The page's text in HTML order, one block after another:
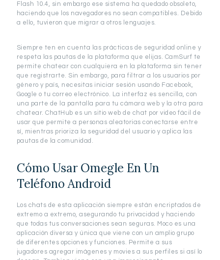
Flash 10.4, sin embargo ese sistema ha quedado obsoleto,
haciendo que los navegadores no sean compatibles. Debido
a ello, tuvieron que migrar a otros lenguajes.
Siempre ten en cuenta las prácticas de seguridad online y
respeta las pautas de la plataforma que elijas. CamSurf te
permite chatear con cualquiera en la plataforma sin tener
que registrarte. Sin embargo, para filtrar a los usuarios por
género y país, necesitas iniciar sesión usando Facebook,
Google o tu correo electrónico. La interfaz es sencilla, con
una parte de la pantalla para tu cámara web y la otra para
chatear. ChatHub es un sitio web de chat por video fácil de
usar que permite a personas aleatorias conectarse entre
sí, mientras prioriza la seguridad del usuario y aplica las
pautas de la comunidad.
Cómo Usar Omegle En Un
Teléfono Android
Los chats de esta aplicación siempre están encriptados de
extremo a extremo, asegurando tu privacidad y haciendo
que todas tus conversaciones sean seguras. Moco es una
aplicación diversa y única que viene con un amplio grupo
de diferentes opciones y funciones. Permite a sus
jugadores agregar imágenes y movies a sus perfiles si así lo